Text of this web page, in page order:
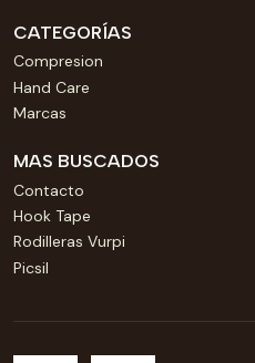
CATEGORÍAS
Compresion
Hand Care
Marcas
MAS BUSCADOS
Contacto
Hook Tape
Rodilleras Vurpi
Picsil